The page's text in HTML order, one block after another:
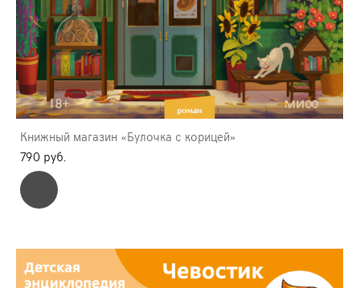
Книжный магазин «Булочка с корицей»
790 pуб.